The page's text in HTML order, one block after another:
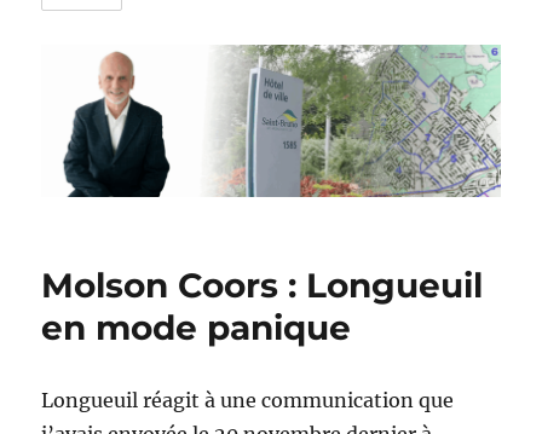
Molson Coors : Longueuil
en mode panique
Longueuil réagit à une communication que